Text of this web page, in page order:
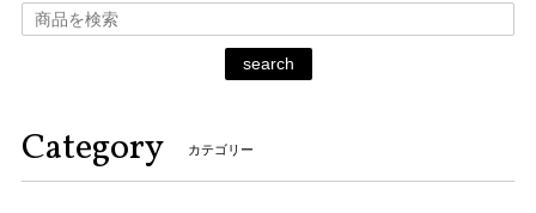
search
Category カテゴリー